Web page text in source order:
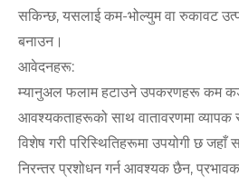
सकिन्छ, यसलाई कम-भोल्युम वा रुकावट
बनाउन।
आवेदनहरू:
म्यानुअल फलाम हटाउने उपकरणहरू कम
आवश्यकताहरूको साथ वातावरणमा व्यापक
विशेष गरी परिस्थितिहरूमा उपयोगी छ जहाँ
निरन्तर प्रशोधन गर्न आवश्यक छैन,